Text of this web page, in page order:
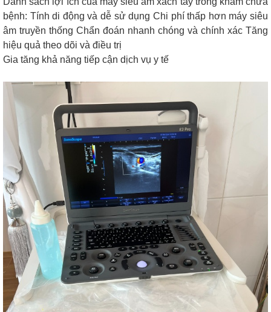
bệnh: Tính di động và dễ sử dụng Chi phí thấp hơn máy siêu
âm truyền thống Chẩn đoán nhanh chóng và chính xác Tăng
hiệu quả theo dõi và điều trị
Gia tăng khả năng tiếp cận dịch vụ y tế